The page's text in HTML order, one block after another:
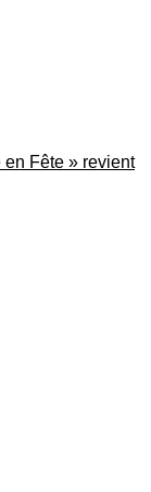
en Fête » revient